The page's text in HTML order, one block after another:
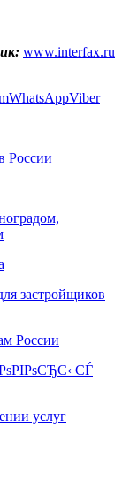
www.interfax.ru
WhatsAppViber
России
застройщиков
России
СЃ
услуг